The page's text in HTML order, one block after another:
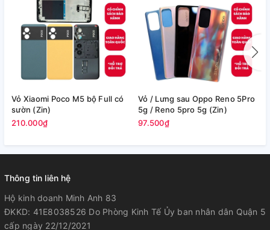
Vỏ Xiaomi Poco M5 bộ Full có
sườn (Zin)
210.000₫
Vỏ / Lưng sau Oppo Reno 5Pro
5g / Reno 5pro 5g (Zin)
97.500₫
Thông tin liên hệ
Hộ kinh doanh Minh Anh 83
ĐKKD: 41E8038526 Do Phòng Kinh Tế Ủy ban nhân dân Quận 5
cấp ngày 22/12/2021